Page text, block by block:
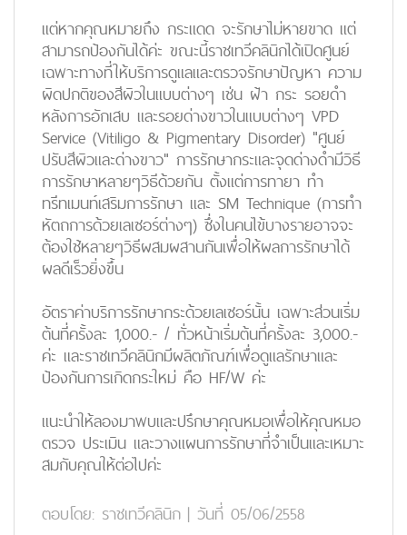
แต่หากคุณหมายถึง กระแดด จะรักษาไม่หายขาด แต่
สามารถป้องกันได้ค่ะ ขณะนี้ราชเทวีคลินิกได้เปิดศูนย์
เฉพาะทางที่ให้บริการดูแลและตรวจรักษาปัญหา ความ
ผิดปกติของสีผิวในแบบต่างๆ เช่น ฝ้า กระ รอยดำ
หลังการอักเสบ และรอยด่างขาวในแบบต่างๆ VPD
Service (Vitiligo & Pigmentary Disorder) "ศูนย์
ปรับสีผิวและด่างขาว" การรักษากระและจุดด่างดำมีวิธี
การรักษาหลายๆวิธีด้วยกัน ตั้งแต่การทายา ทำ
ทรีทเมนท์เสริมการรักษา และ SM Technique (การทำ
หัตถการด้วยเลเซอร์ต่างๆ) ซึ่งในคนไข้บางรายอาจจะ
ต้องใช้หลายๆวิธีผสมผสานกันเพื่อให้ผลการรักษาได้
ผลดีเร็วยิ่งขึ้น
อัตราค่าบริการรักษากระด้วยเลเซอร์นั้น เฉพาะส่วนเริ่ม
ต้นที่ครั้งละ 1,000.- / ทั่วหน้าเริ่มต้นที่ครั้งละ 3,000.-
ค่ะ และราชเทวีคลินิกมีผลิตภัณฑ์เพื่อดูแลรักษาและ
ป้องกันการเกิดกระใหม่ คือ HF/W ค่ะ
แนะนำให้ลองมาพบและปรึกษาคุณหมอเพื่อให้คุณหมอ
ตรวจ ประเมิน และวางแผนการรักษาที่จำเป็นและเหมาะ
สมกับคุณให้ต่อไปค่ะ
ตอบโดย: ราชเทวีคลินิก | วันที่ 05/06/2558